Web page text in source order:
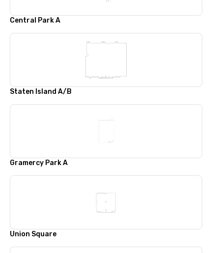
Central Park A
Staten Island A/B
Gramercy Park A
Union Square